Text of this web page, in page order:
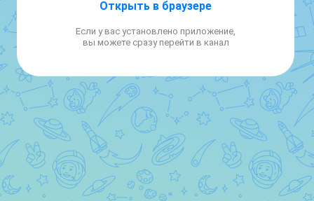
Открыть в браузере
Если у вас установлено приложение,
вы можете сразу перейти в канал